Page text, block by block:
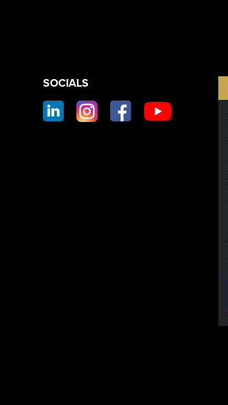
CONTACT
SOCIAL
FOOTER
SOCIALS